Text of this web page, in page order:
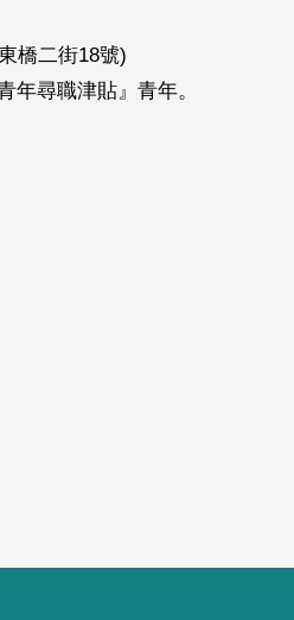
橋二街18號)
年尋職津貼』青年。